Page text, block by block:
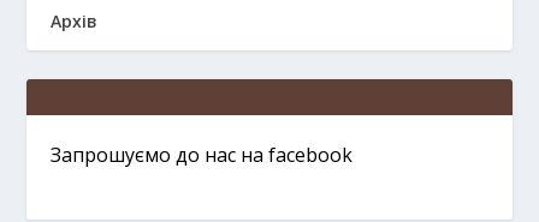
Архів
Запрошуємо до нас на facebook